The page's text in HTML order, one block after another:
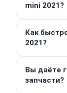
mini 2021?
отдельно,
точную
Как
2021?
выполняем
часа. Срок
Вы даёте
запчасти?